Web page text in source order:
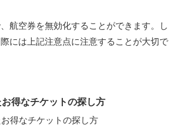
航空券を無効化することができます。し
には上記注意点に注意することが大切で
得なチケットの探し方